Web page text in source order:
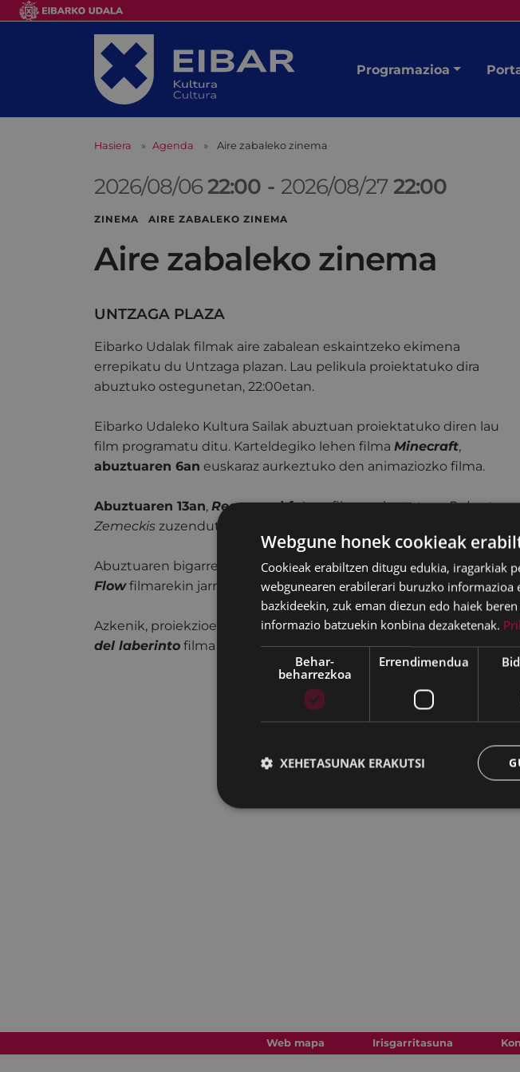
Programazioa
Hasiera Agenda Aire zabaleko zinema
2026/08/0622:00 - 2026/08/2722:00
ZINEMA AIRE ZABALEKO ZINEMA
Aire zabaleko zinema
UNTZAGA PLAZA
Eibarko Udalak filmak aire zabalean eskaintzeko ekimena
errepikatu du Untzaga plazan. Lau pelikula proiektatuko dira
abuztuko ostegunetan, 22:00etan.
Eibarko Udaleko Kultura Sailak abuztuan proiektatuko diren lau
film programatu ditu. Karteldegiko lehen filma Minecraft,
abuztuaren 6an euskaraz aurkeztuko den animaziozko filma.
Abuztuaren 13an, Regreso al futurofilm arrakastatsuaRobert
Zemeckis zuzendutakoa.
Abuztuaren bigarren hamabostaldian, aire zabaleko zineak
Flowfilmarekin jarraituko du,abuztuaren 20ean.
Azkenik, proiekzioen zikloa amaitzeko,abuztuaren 27anDentro
del laberinto filma aurkeztuko da.
Web mapa Irisgarritasuna
Webgune honek cookieak
Cookieak erabiltzen ditugu edukia, iragarkiak
webgunearen erabilerari buruzko informazioa
bazkideekin, zuk eman diezun edo haiek
informazio batzuekin konbina dezaketenak.
Behar-
beharrezkoa
Errendimendua
XEHETASUNAK ERAKUTSI